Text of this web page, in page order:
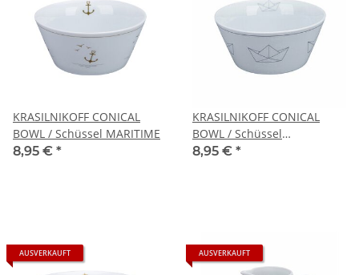
KRASILNIKOFF CONICAL
BOWL / Schüssel MARITIME
8,95 € *
KRASILNIKOFF CONICAL
BOWL / Schüssel
PAPERBOAT
8,95 € *
AUSVERKAUFT AUSVERKAUFT